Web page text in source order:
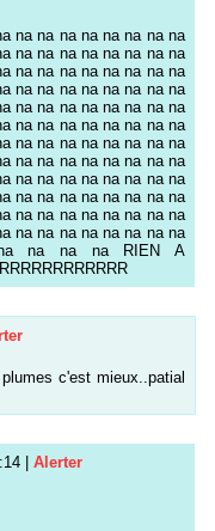
na na na na na na na na
na na na na na na na na
na na na na na na na na
na na na na na na na na
na na na na na na na na
na na na na na na na na
na na na na na na na na
na na na na na na na na
na na na na na na na na
na na na na na na na na
na na na na na na na na
na na na na na na na na
na na na RIEN A
c'est mieux..patial
Alerter